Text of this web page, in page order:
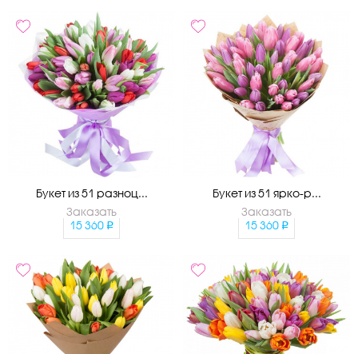
Букет из 51 разноц...
Заказать
15 360
Букет из 51 ярко-р...
Заказать
15 360